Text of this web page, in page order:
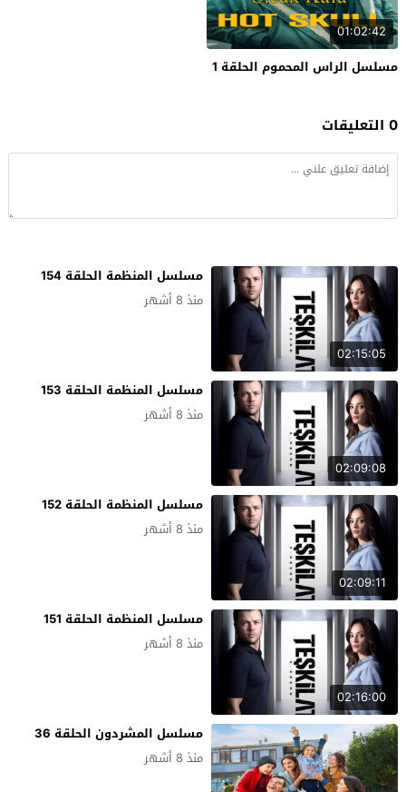
01:02:42
مسلسل الراس المحموم الحلقة 1
0 التعليقات
02:15:05
مسلسل المنظمة الحلقة 154
منذ 8 أشهر
02:09:08
مسلسل المنظمة الحلقة 153
منذ 8 أشهر
02:09:11
مسلسل المنظمة الحلقة 152
منذ 8 أشهر
02:16:00
مسلسل المنظمة الحلقة 151
منذ 8 أشهر
مسلسل المشردون الحلقة 36
منذ 8 أشهر